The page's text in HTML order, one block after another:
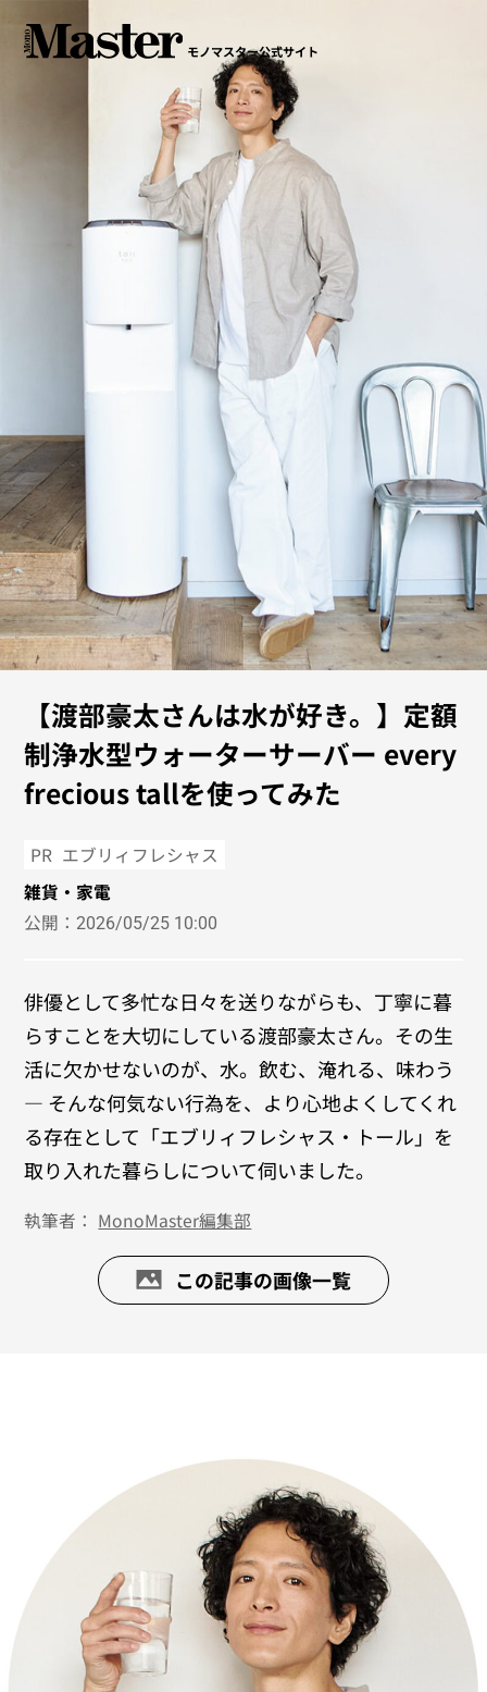
モノマスター公式サイト
【渡部豪太さんは水が好き。】定額
制浄水型ウォーターサーバー every
frecious tallを使ってみた
PR エブリィフレシャス
雑貨・家電
公開：2026/05/25 10:00
俳優として多忙な日々を送りながらも、丁寧に暮
らすことを大切にしている渡部豪太さん。その生
活に欠かせないのが、水。飲む、淹れる、味わう
― そんな何気ない行為を、より心地よくしてくれ
る存在として「エブリィフレシャス・トール」を
取り入れた暮らしについて伺いました。
執筆者： MonoMaster編集部
この記事の画像一覧